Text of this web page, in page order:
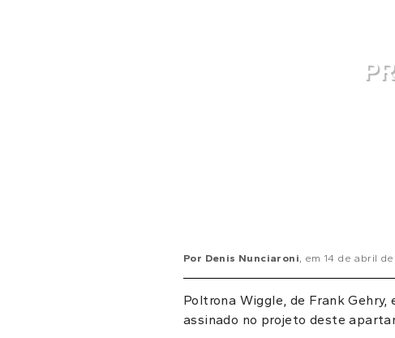
Por Denis Nunciaroni, em 14 de abril de
Poltrona Wiggle, de Frank
assinado no projeto deste